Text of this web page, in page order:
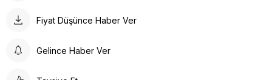
Fiyat Düşünce Haber Ver
Gelince Haber Ver